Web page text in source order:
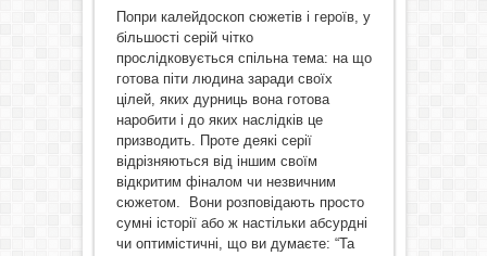
Попри калейдоскоп сюжетів і героїв, у
більшості серій чітко
прослідковується спільна тема: на що
готова піти людина заради своїх
цілей, яких дурниць вона готова
наробити і до яких наслідків це
призводить. Проте деякі серії
відрізняються від іншим своїм
відкритим фіналом чи незвичним
сюжетом. Вони розповідають просто
сумні історії або ж настільки абсурдні
чи оптимістичні, що ви думаєте: “Та